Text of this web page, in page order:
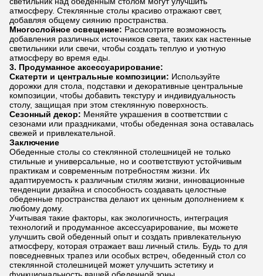
атмосферу. Стеклянные столы красиво отражают свет,
добавляя общему сиянию пространства.
Многослойное освещение: Рассмотрите возможность
добавления различных источников света, таких как настенные
светильники или свечи, чтобы создать теплую и уютную
атмосферу во время еды.
3. Продуманное аксессуарирование:
Скатерти и центральные композиции: Используйте
дорожки для стола, подставки и декоративные центральные
композиции, чтобы добавить текстуру и индивидуальность
столу, защищая при этом стеклянную поверхность.
Сезонный декор: Меняйте украшения в соответствии с
сезонами или праздниками, чтобы обеденная зона оставалась
свежей и привлекательной.
Заключение
Обеденные столы со стеклянной столешницей не только
стильные и универсальные, но и соответствуют устойчивым
практикам и современным потребностям жизни. Их
адаптируемость к различным стилям жизни, инновационные
тенденции дизайна и способность создавать целостные
обеденные пространства делают их ценным дополнением к
любому дому.
Учитывая такие факторы, как экологичность, интеграция
технологий и продуманное аксессуарирование, вы можете
улучшить свой обеденный опыт и создать привлекательную
атмосферу, которая отражает ваш личный стиль. Будь то для
повседневных трапез или особых встреч, обеденный стол со
стеклянной столешницей может улучшить эстетику и